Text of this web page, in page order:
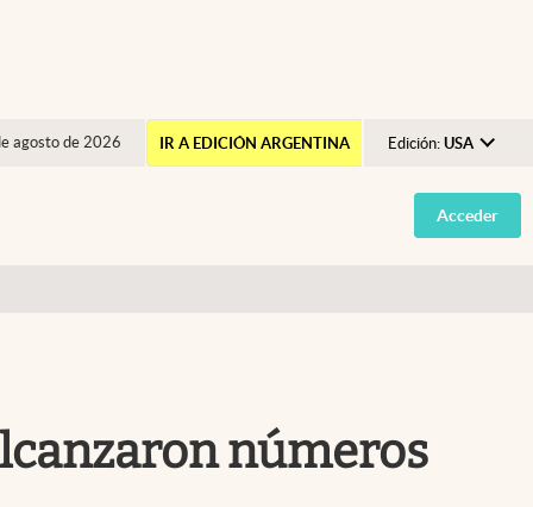
agosto de 2026 IR A EDICIÓN ARGENTINA Edición: USA
Argentina
España
Acceder
números